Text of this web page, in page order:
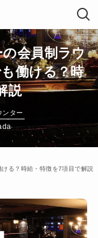
会員制ラウ
働ける？時
説
ンター
る？時給・特徴を7項目で解説